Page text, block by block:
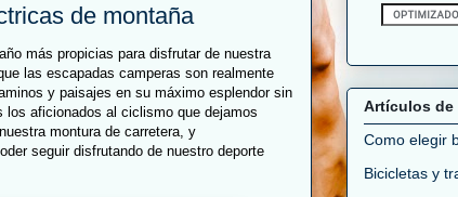
de montaña
más propicias para disfrutar de nuestra
las escapadas camperas son realmente
y paisajes en su máximo esplendor sin
aficionados al ciclismo que dejamos
montura de carretera, y
seguir disfrutando de nuestro deporte
Artículos de
Como elegir
Bicicletas y